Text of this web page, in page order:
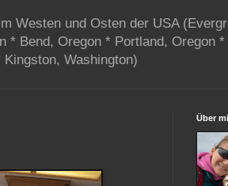
Westen und Osten der USA
* Bend, Oregon * Portland, Oregon
Washington)
Über